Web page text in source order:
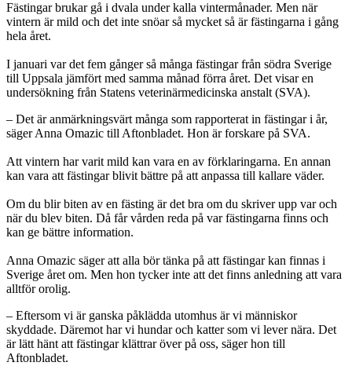
Fästingar brukar gå i dvala under kalla vintermånader. Men när
vintern är mild och det inte snöar så mycket så är fästingarna i gång
hela året.
I januari var det fem gånger så många fästingar från södra Sverige
till Uppsala jämfört med samma månad förra året. Det visar en
undersökning från Statens veterinärmedicinska anstalt (SVA).
– Det är anmärkningsvärt många som rapporterat in fästingar i år,
säger Anna Omazic till Aftonbladet. Hon är forskare på SVA.
Att vintern har varit mild kan vara en av förklaringarna. En annan
kan vara att fästingar blivit bättre på att anpassa till kallare väder.
Om du blir biten av en fästing är det bra om du skriver upp var och
när du blev biten. Då får vården reda på var fästingarna finns och
kan ge bättre information.
Anna Omazic säger att alla bör tänka på att fästingar kan finnas i
Sverige året om. Men hon tycker inte att det finns anledning att vara
alltför orolig.
– Eftersom vi är ganska påklädda utomhus är vi människor
skyddade. Däremot har vi hundar och katter som vi lever nära. Det
är lätt hänt att fästingar klättrar över på oss, säger hon till
Aftonbladet.